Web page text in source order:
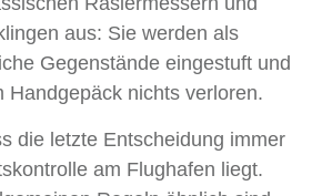
aus: Sie werden als
Gegenstände eingestuft und
Handgepäck nichts verloren.
die letzte Entscheidung immer
am Flughafen liegt.